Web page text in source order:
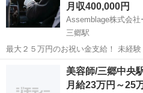
月収400,000円
Assemblage株式会社
三郷駅
最大２５万円のお祝い金支給！ 未経
手募集【正社員】 🚖 スマホ配車アプリ「ＧＯ」導入で効率営業！
👨‍👩‍👧‍👦 幅広い世代・女性も活躍中
援・生活...
三郷駅 ドライ
美容師/三郷中央
月給23万円～25